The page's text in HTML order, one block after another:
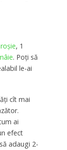
, 1
. Poți să
le-ai
cît mai
ai
efect
adaugi 2-